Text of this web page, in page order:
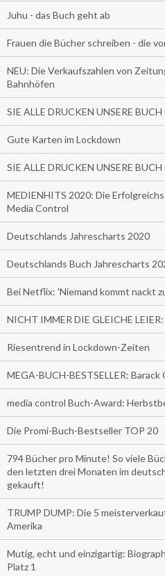
Juhu - das Buch geht ab
Frauen die Bücher schreiben - die
NEU: Die Verkaufszahlen von
Bahnhöfen
SIE ALLE DRUCKEN UNSERE
Gute Karten im Lockdown
SIE ALLE DRUCKEN UNSERE
MEDIENHITS 2020: Die
Media Control
Deutschlands Jahrescharts 2020
Deutschlands Buch Jahrescharts
Bei Netflix: 'Niemand kommt nackt
NICHT IMMER DIE GLEICHE
Riesentrend in Lockdown-Zeiten
MEGA-BUCH-BESTSELLER:
media control Buch-Award:
Die Promi-Buch-Bestseller TOP 20
794 Bücher pro Minute! So viele
den letzten drei Monaten im
gekauft!
TRUMP DUMP: Die 5
Amerika
Mutig, echt und einzigartig:
Platz 1